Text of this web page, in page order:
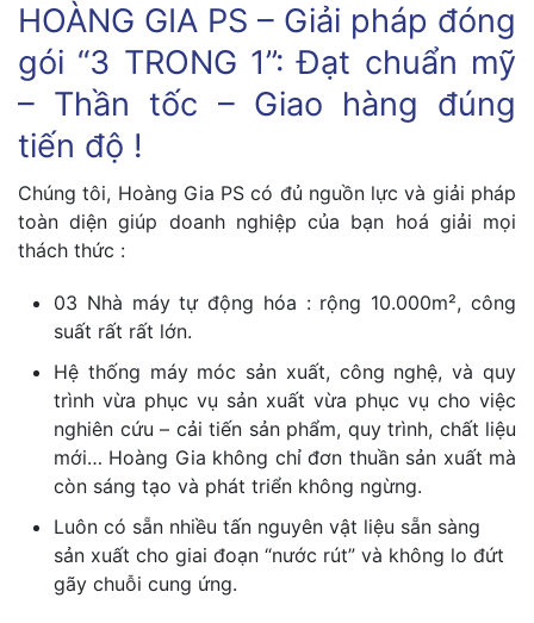
HOÀNG GIA PS – Giải pháp đóng
gói “3 TRONG 1”: Đạt chuẩn mỹ
– Thần tốc – Giao hàng đúng
tiến độ !
Chúng tôi, Hoàng Gia PS có đủ nguồn lực và giải pháp
toàn diện giúp doanh nghiệp của bạn hoá giải mọi
thách thức :
03 Nhà máy tự động hóa : rộng 10.000m², công
suất rất rất lớn.
Hệ thống máy móc sản xuất, công nghệ, và quy
trình vừa phục vụ sản xuất vừa phục vụ cho việc
nghiên cứu – cải tiến sản phẩm, quy trình, chất liệu
mới… Hoàng Gia không chỉ đơn thuần sản xuất mà
còn sáng tạo và phát triển không ngừng.
Luôn có sẵn nhiều tấn nguyên vật liệu sẵn sàng
sản xuất cho giai đoạn “nước rút” và không lo đứt
gãy chuỗi cung ứng.